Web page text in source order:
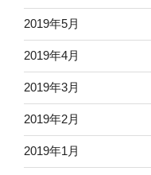
2019年5月
2019年4月
2019年3月
2019年2月
2019年1月